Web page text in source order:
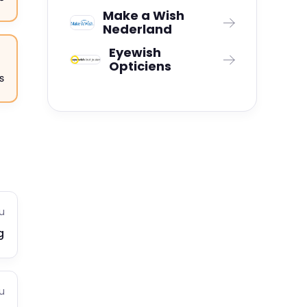
Make a Wish
Nederland
Eyewish
Opticiens